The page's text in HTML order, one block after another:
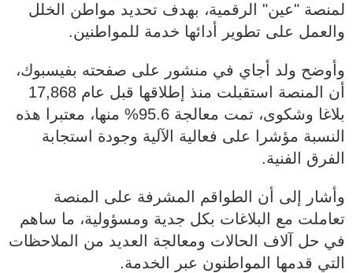
لمنصة "عين" الرقمية، بهدف تحديد مواطن الخلل
والعمل على تطوير أدائها خدمة للمواطنين.
وأوضح ولد أجاي في منشور على صفحته بفيسبوك،
أن المنصة استقبلت منذ إطلاقها قبل عام 17,868
بلاغا وشكوى، تمت معالجة 95.6% منها، معتبرا هذه
النسبة مؤشرا على فعالية الآلية وجودة استجابة
الفرق الفنية.
وأشار إلى أن الطواقم المشرفة على المنصة
تعاملت مع البلاغات بكل جدية ومسؤولية، ما ساهم
في حل آلاف الحالات ومعالجة العديد من الملاحظات
التي قدمها المواطنون عبر الخدمة.